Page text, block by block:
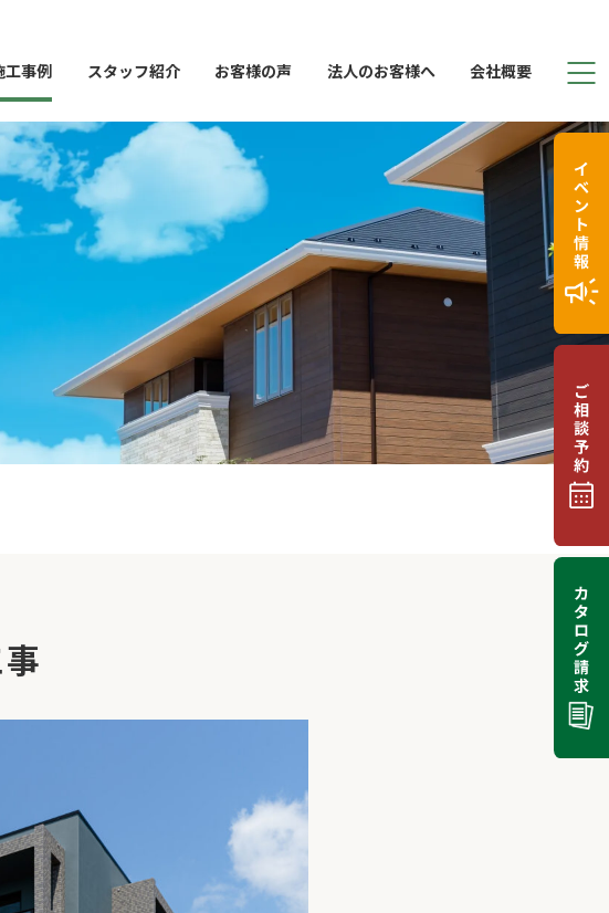
工事例 スタッフ紹介 お客様の声 法人のお客様へ 会社概要